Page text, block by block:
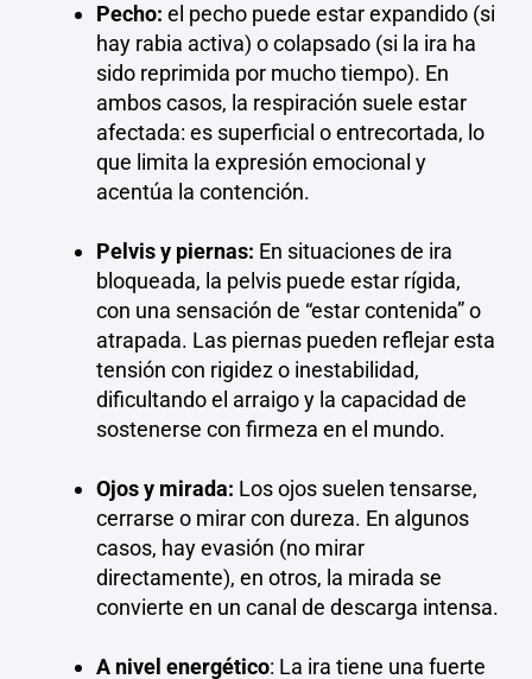
Pecho: el pecho puede estar expandido (si
hay rabia activa) o colapsado (si la ira ha
sido reprimida por mucho tiempo). En
ambos casos, la respiración suele estar
afectada: es superficial o entrecortada, lo
que limita la expresión emocional y
acentúa la contención.
Pelvis y piernas: En situaciones de ira
bloqueada, la pelvis puede estar rígida,
con una sensación de “estar contenida” o
atrapada. Las piernas pueden reflejar esta
tensión con rigidez o inestabilidad,
dificultando el arraigo y la capacidad de
sostenerse con firmeza en el mundo.
Ojos y mirada: Los ojos suelen tensarse,
cerrarse o mirar con dureza. En algunos
casos, hay evasión (no mirar
directamente), en otros, la mirada se
convierte en un canal de descarga intensa.
A nivel energético: La ira tiene una fuerte